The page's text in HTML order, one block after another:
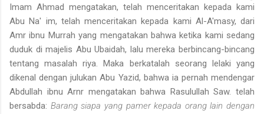
Imam Ahmad mengatakan, telah menceritakan kepada kami
Abu Na' im, telah menceritakan kepada kami Al-A'masy, dari
Amr ibnu Murrah yang mengatakan bahwa ketika kami sedang
duduk di majelis Abu Ubaidah, lalu mereka berbincang-bincang
tentang masalah riya. Maka berkatalah seorang lelaki yang
dikenal dengan julukan Abu Yazid, bahwa ia pernah mendengar
Abdullah ibnu Arnr mengatakan bahwa Rasulullah Saw. telah
bersabda: Barang siapa yang pamer kepada orang lain dengan